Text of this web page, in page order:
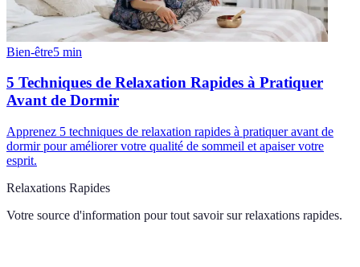
Bien-être5 min
5 Techniques de Relaxation Rapides à Pratiquer
Avant de Dormir
Apprenez 5 techniques de relaxation rapides à pratiquer avant de
dormir pour améliorer votre qualité de sommeil et apaiser votre
esprit.
Relaxations Rapides
Votre source d'information pour tout savoir sur relaxations rapides.